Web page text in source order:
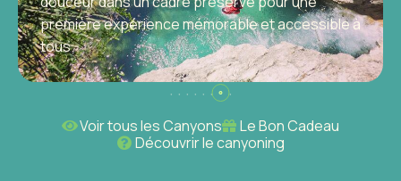
Voir tous les Canyons
Le Bon Cadeau
Découvrir le canyoning